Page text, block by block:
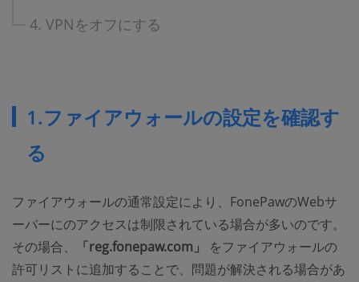
4. VPNをオフにする
1.ファイアウォールの設定を確認す
る
ファイアウォールの通常設定により、FonePawのWebサ
ーバーにのアクセスは制限されている場合が多いのです。
その場合、
「reg.fonepaw.com」
をファイアウォールの
許可リストに追加することで、問題が解決される場合があ